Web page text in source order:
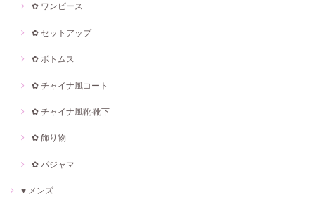
✿ ワンピース
✿ セットアップ
✿ ボトムス
✿ チャイナ風コート
✿ チャイナ風靴·靴下
✿ 飾り物
✿ パジャマ
♥ メンズ